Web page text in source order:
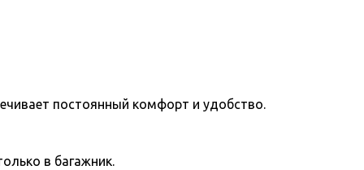
постоянный комфорт и удобство.
в багажник.